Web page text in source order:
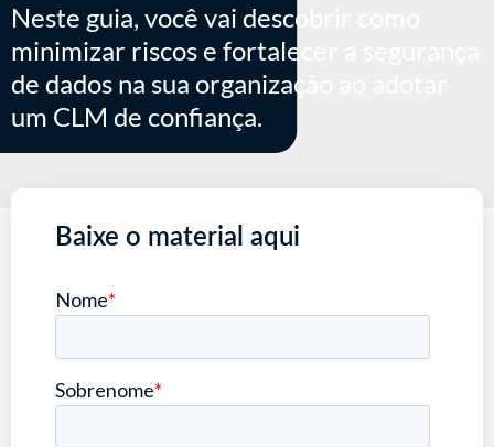
Neste guia, você vai descobrir como
minimizar riscos e fortalecer a segurança
de dados na sua organização ao adotar
um CLM de confiança.
Baixe o material aqui